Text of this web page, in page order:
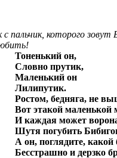
которого зовут
Тоненький он,
Словно прутик,
Маленький он
Лилипутик.
Ростом, бедняга, не
Вот этакой
И каждая может
Шутя погубить
А он, поглядите, какой
Бесстрашно и дерзко